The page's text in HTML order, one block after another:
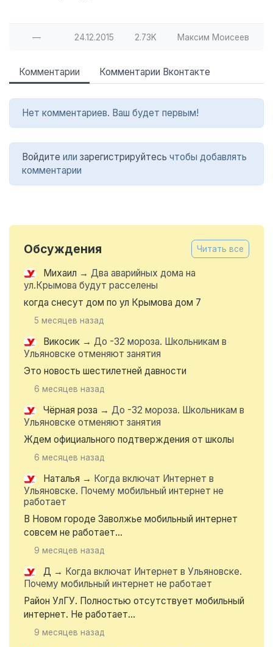
— 24.12.2015 2.73K Максим Моисеев
Комментарии Комментарии Вконтакте
Нет комментариев. Ваш будет первым!
Войдите или зарегистрируйтесь чтобы добавлять
комментарии
Обсуждения Читать все
Михаил → Два аварийных дома на
ул.Крымова будут расселены
когда снесут дом по ул Крымова дом 7
5 месяцев назад
Викосик → До -32 мороза. Школьникам в
Ульяновске отменяют занятия
Это новость шестилетней давности
6 месяцев назад
Чёрная роза → До -32 мороза. Школьникам в
Ульяновске отменяют занятия
Ждем официального подтверждения от школы
6 месяцев назад
Наталья → Когда включат Интернет в
Ульяновске. Почему мобильный интернет не
работает
В Новом городе Заволжье мобильный интернет
совсем не работает...
9 месяцев назад
Д → Когда включат Интернет в Ульяновске.
Почему мобильный интернет не работает
Район УлГУ. Полностью отсутствует мобильный
интернет. Не работает...
9 месяцев назад